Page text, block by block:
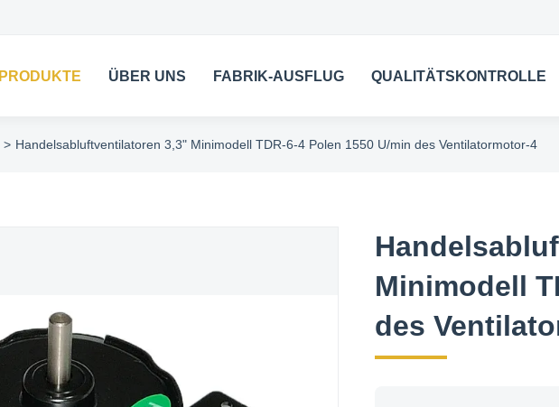
PRODUKTE ÜBER UNS FABRIK-AUSFLUG QUALITÄTSKONTROLLE
> Handelsabluftventilatoren 3,3" Minimodell TDR-6-4 Polen 1550 U/min des Ventilatormotor-4
Minimodell
des